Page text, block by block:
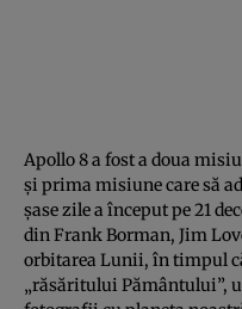
Apollo 8 a fost a doua
şi prima misiune care să
şase zile a început pe 21
din Frank Borman, Jim
orbitarea Lunii, în timpul
„răsăritului Pământului”,